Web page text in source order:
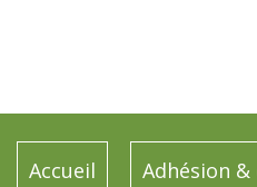
Accueil Adhésion &